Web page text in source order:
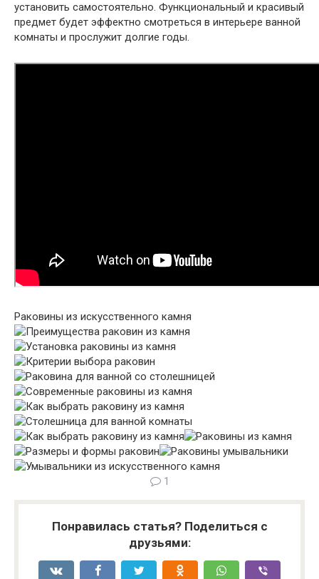
установить самостоятельно. Функциональный и красивый
предмет будет эффектно смотреться в интерьере ванной
комнаты и прослужит долгие годы.
Раковины из искусственного камня
1
Понравилась статья? Поделиться с
друзьями: